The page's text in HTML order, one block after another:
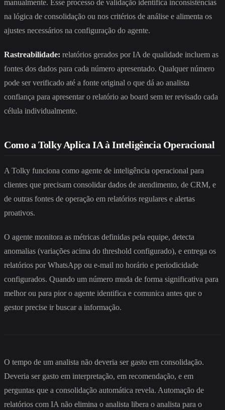
manualmente. Esse processo de validação identifica inconsistências
na lógica de consolidação ou nos critérios de análise e alimenta os
ajustes necessários na configuração do agente.
Rastreabilidade: relatórios gerados por IA de qualidade incluem as
fontes dos dados para cada número apresentado. Qualquer número
pode ser verificado até a fonte original o que dá ao analista
confiança para apresentar o relatório ao board sem ter revisado cada
célula individualmente.
Como a Tolky Aplica IA à Inteligência Operacional
A Tolky funciona como agente de inteligência operacional para
clientes que precisam consolidar dados de atendimento, de CRM, e
de outras fontes de operação em relatórios regulares e alertas
proativos.
O agente monitora as métricas definidas pela equipe, detecta
anomalias (variações acima do threshold configurado), e entrega os
relatórios por WhatsApp ou e-mail no horário e periodicidade
configurados. Quando um número muda de forma significativa para
melhor ou para pior o agente identifica e comunica antes que o
gestor precise ir buscar a informação.
O tempo de um analista não deveria ser gasto em consolidação.
Deveria ser gasto em interpretação, em recomendação, e em
perguntas que a consolidação automática revela. Automação de
relatórios com IA não elimina o analista libera o analista para o